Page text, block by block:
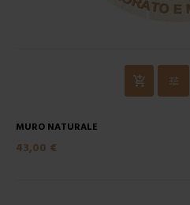
MURO NATURALE
43,00 €